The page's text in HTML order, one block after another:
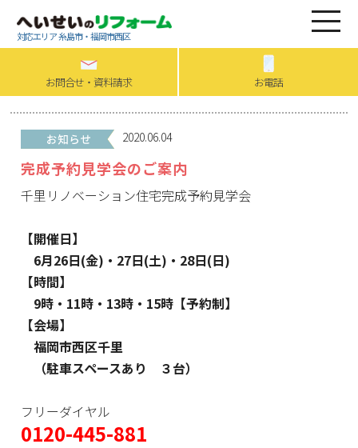
対応エリア 糸島市・福岡市西区
お問合せ・資料請求 お電話
2020.06.04
完成予約見学会のご案内
千里リノベーション住宅完成予約見学会
【開催日】
6月26日(金)・27日(土)・28日(日)
【時間】
9時・11時・13時・15時【予約制】
【会場】
福岡市西区千里
（駐車スペースあり ３台）
フリーダイヤル
0120-445-881